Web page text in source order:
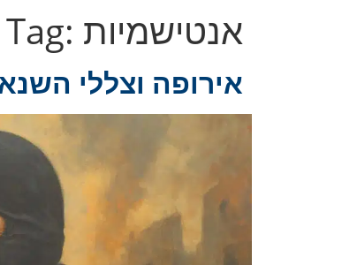
Tag: אנטישמיות
אירופה וצללי